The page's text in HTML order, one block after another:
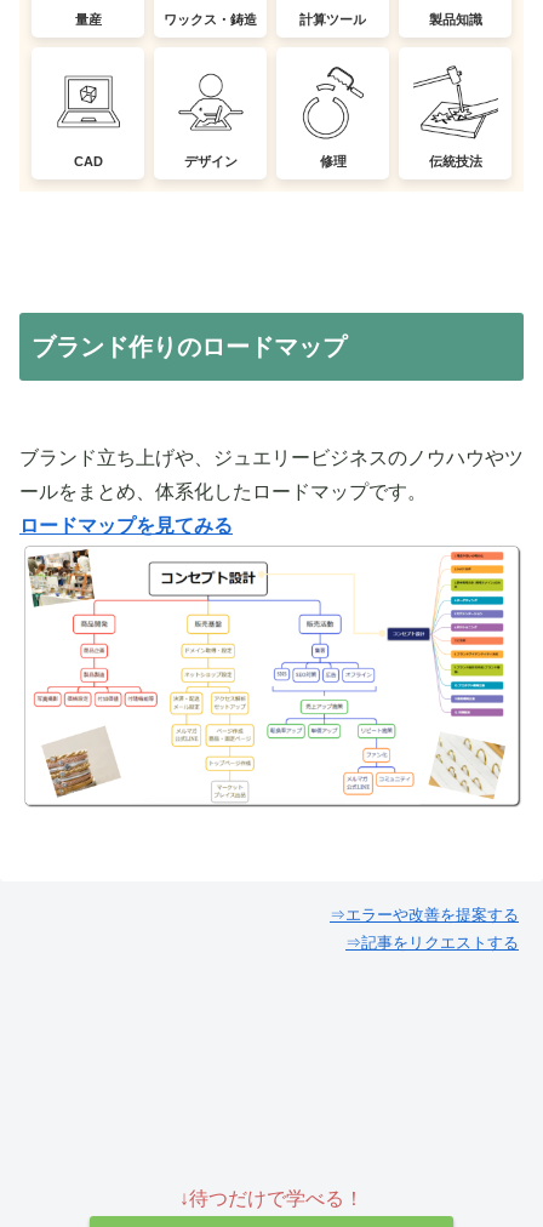
量産 ワックス・鋳造 計算ツール 製品知識
CAD デザイン 修理 伝統技法
ブランド作りのロードマップ
ブランド立ち上げや、ジュエリービジネスのノウハウやツ
ールをまとめ、体系化したロードマップです。
ロードマップを見てみる
⇒エラーや改善を提案する
⇒記事をリクエストする
↓待つだけで学べる！